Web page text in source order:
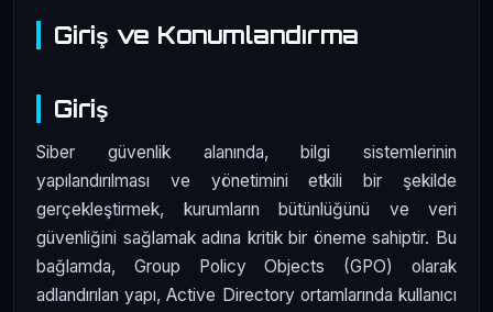
Giriş ve Konumlandırma
Giriş
Siber güvenlik alanında, bilgi sistemlerinin
yapılandırılması ve yönetimini etkili bir şekilde
gerçekleştirmek, kurumların bütünlüğünü ve veri
güvenliğini sağlamak adına kritik bir öneme sahiptir. Bu
bağlamda, Group Policy Objects (GPO) olarak
adlandırılan yapı, Active Directory ortamlarında kullanıcı